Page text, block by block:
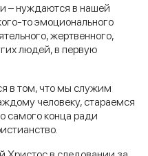
– нуждаются в нашей
то эмоционального
жертвенного,
людей, в первую
в том, что мы служим
человеку, стараемся
самого конца ради